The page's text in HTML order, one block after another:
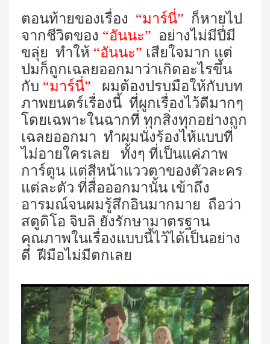
ตอนท้ายของเรื่อง “มาร์นี่” ก็หายไป
จากชีวิตของ “อันนะ” อย่างไม่มีปี่มี
ขลุ่ย ทำให้ “อันนะ” เสียใจมาก แต่
ปมก็ถูกเฉลยออกมาว่าเกิดอะไรขึ้น
กับ “มาร์นี่”
ผมต้องปรบมือให้กับบท
ภาพยนตร์เรื่องนี้ ที่ผูกเรื่องไว้ดีมากๆ
โดยเฉพาะในฉากที่ ทุกสิ่งทุกอย่างถูก
เฉลยออกมา ทำผมนั่งร้องไห้แบบที่
ไม่อายใครเลย ทั้งๆ ที่เป็นแค่ภาพ
การ์ตูน แต่สีหน้าแววตาของตัวละคร
แต่ละตัว ที่สื่อออกมานั้น เข้าถึง
อารมณ์จนผมรู้สึกอินมากมาย ถือว่า
สตูดิโอ จิบลิ ยังรักษามาตรฐาน
คุณภาพในเรื่องแบบนี้ไว้ได้เป็นอย่าง
ดี ฝีมือไม่มีตกเลย